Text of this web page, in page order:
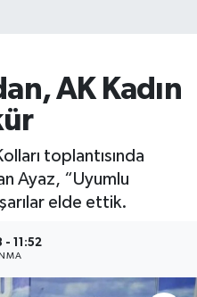
AK Kadın
toplantısında
Ayaz, “Uyumlu
elde ettik.
- 11:52